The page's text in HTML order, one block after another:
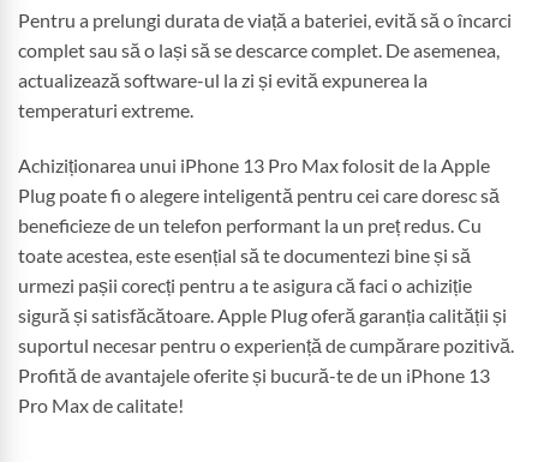
Pentru a prelungi durata de viață a bateriei, evită să o încarci
complet sau să o lași să se descarce complet. De asemenea,
actualizează software-ul la zi și evită expunerea la
temperaturi extreme.
Achiziționarea unui iPhone 13 Pro Max folosit de la Apple
Plug poate fi o alegere inteligentă pentru cei care doresc să
beneficieze de un telefon performant la un preț redus. Cu
toate acestea, este esențial să te documentezi bine și să
urmezi pașii corecți pentru a te asigura că faci o achiziție
sigură și satisfăcătoare. Apple Plug oferă garanția calității și
suportul necesar pentru o experiență de cumpărare pozitivă.
Profită de avantajele oferite și bucură-te de un iPhone 13
Pro Max de calitate!